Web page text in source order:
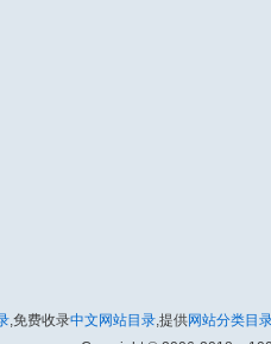
,免费收录中文网站目录,提供网站分类目